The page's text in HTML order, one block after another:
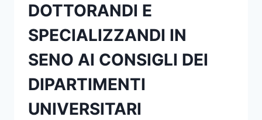
DOTTORANDI E
SPECIALIZZANDI IN
SENO AI CONSIGLI DEI
DIPARTIMENTI
UNIVERSITARI